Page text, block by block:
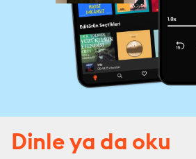
Dinle ya da oku